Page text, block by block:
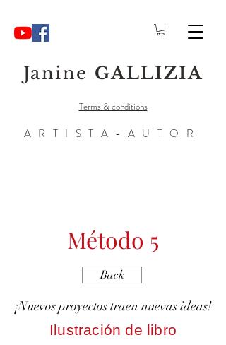
Janine GALLIZIA
ARTISTA-AUTOR
Terms & conditions
Método 5
Back
¡Nuevos proyectos traen nuevas ideas!
Ilustración de libro